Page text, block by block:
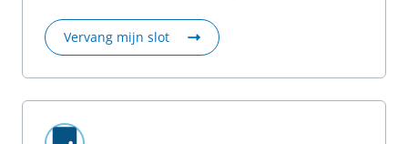
Vervang mijn slot